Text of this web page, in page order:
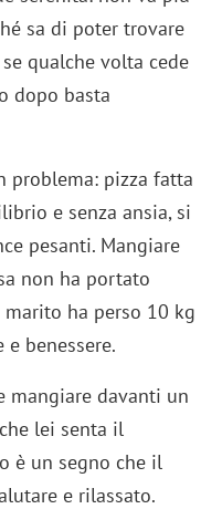
sa di poter trovare
qualche volta cede
dopo basta
problema: pizza fatta
e senza ansia, si
pesanti. Mangiare
non ha portato
ha perso 10 kg
benessere.
mangiare davanti un
lei senta il
è un segno che il
e rilassato.